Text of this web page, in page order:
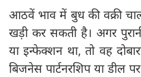
आठवें भाव में बुध की वक्री
खड़ी कर सकती है। अगर
या इन्फेक्शन था, तो वह
बिजनेस पार्टनरशिप या डील